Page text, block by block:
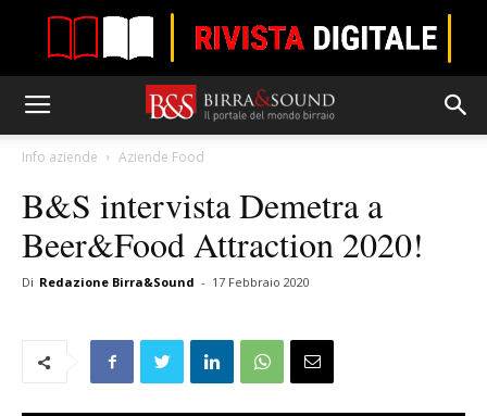
Info aziende Aziende Food
B&S intervista Demetra a
Beer&Food Attraction 2020!
Di Redazione Birra&Sound - 17 Febbraio 2020